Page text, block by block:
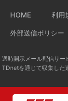
HOME 利用
外部送信ポリシー
適時開示メール配信サ
TDnetを通じて収集した